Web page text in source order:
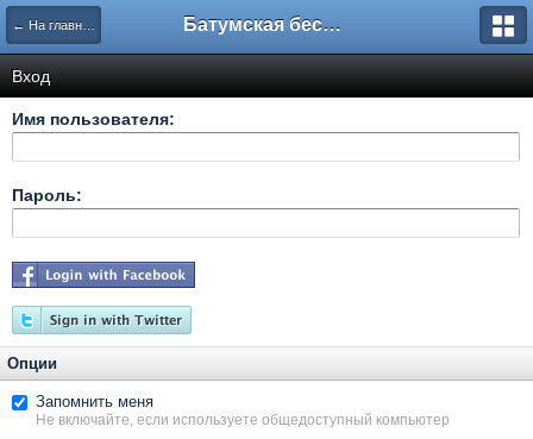
← На главную Батумская беседка
Вход
Имя пользователя:
Пароль:
Опции
Запомнить меня
Не включайте, если используете общедоступный компьютер